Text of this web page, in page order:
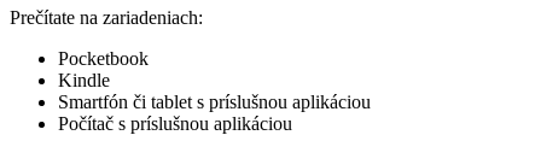
Prečítate na zariadeniach:
Pocketbook
Kindle
Smartfón či tablet s príslušnou aplikáciou
Počítač s príslušnou aplikáciou